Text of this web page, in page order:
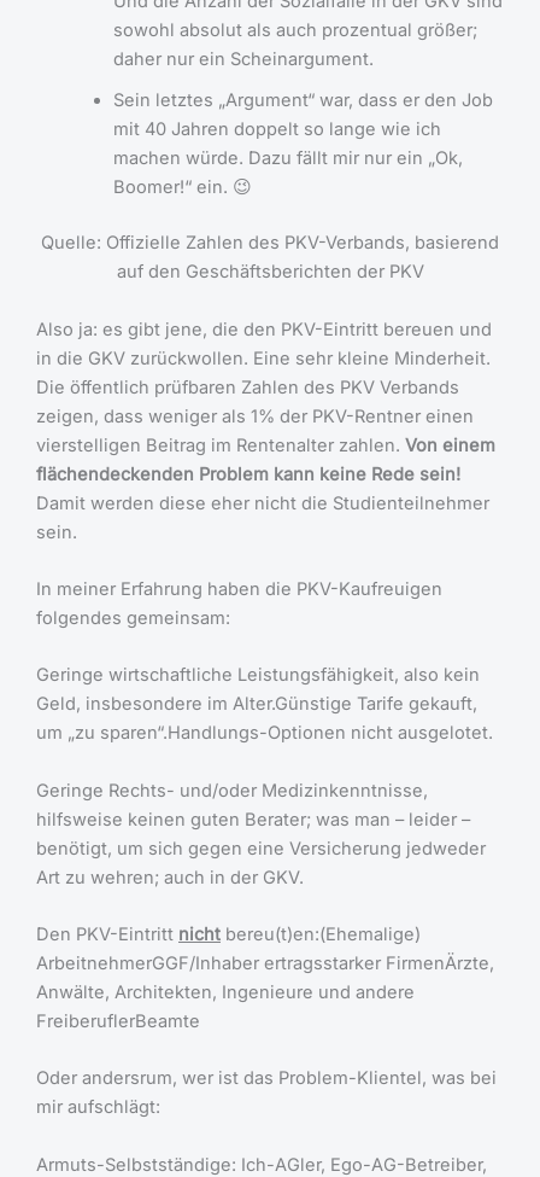
sowohl absolut als auch prozentual größer;
daher nur ein Scheinargument.
Sein letztes „Argument“ war, dass er den Job
mit 40 Jahren doppelt so lange wie ich
machen würde. Dazu fällt mir nur ein „Ok,
Boomer!“ ein. 😉
Quelle: Offizielle Zahlen des PKV-Verbands, basierend
auf den Geschäftsberichten der PKV
Also ja: es gibt jene, die den PKV-Eintritt bereuen und
in die GKV zurückwollen. Eine sehr kleine Minderheit.
Die öffentlich prüfbaren Zahlen des PKV Verbands
zeigen, dass weniger als 1% der PKV-Rentner einen
vierstelligen Beitrag im Rentenalter zahlen. Von einem
flächendeckenden Problem kann keine Rede sein!
Damit werden diese eher nicht die Studienteilnehmer
sein.
In meiner Erfahrung haben die PKV-Kaufreuigen
folgendes gemeinsam:
Geringe wirtschaftliche Leistungsfähigkeit, also kein
Geld, insbesondere im Alter.Günstige Tarife gekauft,
um „zu sparen“.Handlungs-Optionen nicht ausgelotet.
Geringe Rechts- und/oder Medizinkenntnisse,
hilfsweise keinen guten Berater; was man – leider –
benötigt, um sich gegen eine Versicherung jedweder
Art zu wehren; auch in der GKV.
Den PKV-Eintritt nicht bereu(t)en:(Ehemalige)
ArbeitnehmerGGF/Inhaber ertragsstarker FirmenÄrzte,
Anwälte, Architekten, Ingenieure und andere
FreiberuflerBeamte
Oder andersrum, wer ist das Problem-Klientel, was bei
mir aufschlägt:
Armuts-Selbstständige: Ich-AGler, Ego-AG-Betreiber,